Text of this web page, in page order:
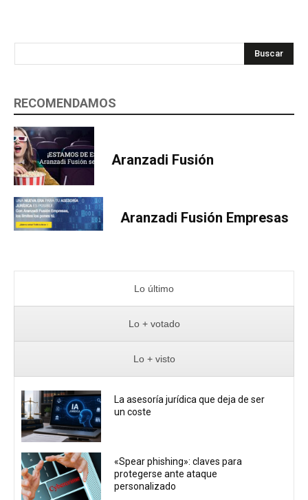
Buscar
RECOMENDAMOS
Aranzadi Fusión
Aranzadi Fusión Empresas
Lo último
Lo + votado
Lo + visto
La asesoría jurídica que deja de ser
un coste
«Spear phishing»: claves para
protegerse ante ataque
personalizado